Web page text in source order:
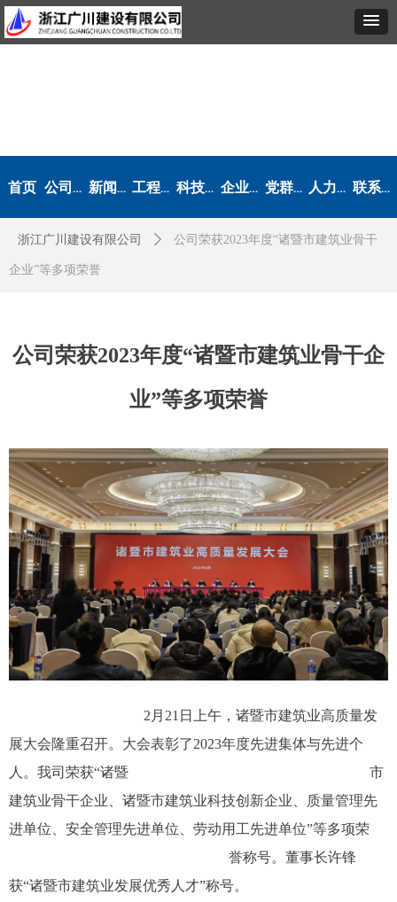
首页 公司概况 新闻动态 工程业绩 科技创新 企业文化 党群工作 人力资源 联系我们
浙江广川建设有限公司 ꄲ 公司荣获2023年度“诸暨市建筑业骨干
企业”等多项荣誉
公司荣获2023年度“诸暨市建筑业骨干企
业”等多项荣誉
2月21日上午，诸暨市建筑业高质量发
展大会隆重召开。大会表彰了2023年度先进集体与先进个
人。我司荣获“诸暨 市
建筑业骨干企业、诸暨市建筑业科技创新企业、质量管理先
进单位、安全管理先进单位、劳动用工先进单位”等多项荣
誉称号。董事长许锋
获“诸暨市建筑业发展优秀人才”称号。